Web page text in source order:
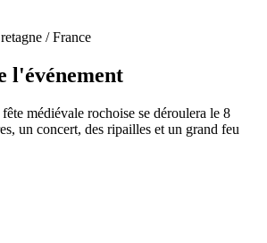
/ France
l'événement
médiévale rochoise se déroulera le 8
un concert, des ripailles et un grand feu